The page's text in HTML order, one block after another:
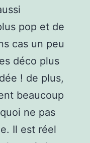
pop et de
cas un peu
déco plus
! de plus,
beaucoup
ne pas
Il est réel